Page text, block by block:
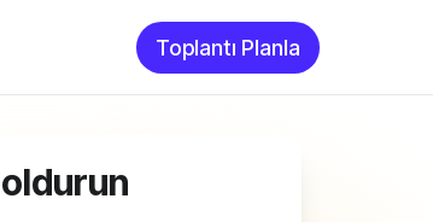
Toplantı Planla